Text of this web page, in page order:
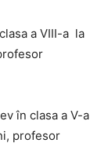
a VIII-a la
în clasa a V-a
profesor